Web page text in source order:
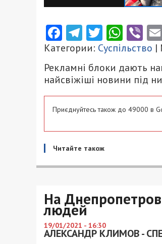
Facebook
Telegram
Twitter
Категории: Суспільство |
Рекламні блоки дають
найсвіжіші новини під
Приєднуйтесь також до 49000 в
Читайте також
На
людей
19/01/2021 - 16:30
АЛЕКСАНДР КЛИМОВ -